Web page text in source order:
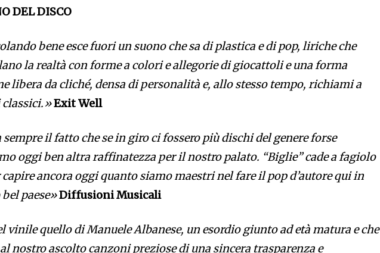
DEL DISCO
bene esce fuori un suono che sa di plastica e di pop, liriche che
la realtà con forme a colori e allegorie di giocattoli e una forma
libera da cliché, densa di personalità e, allo stesso tempo, richiami a
classici.»Exit Well
sempre il fatto che se in giro ci fossero più dischi del genere forse
oggi ben altra raffinatezza per il nostro palato. “Biglie” cade a fagiolo
capire ancora oggi quanto siamo maestri nel fare il pop d’autore qui in
paese»Diffusioni Musicali
vinile quello di Manuele Albanese, un esordio giunto ad età matura e che
nostro ascolto canzoni preziose di una sincera trasparenza e